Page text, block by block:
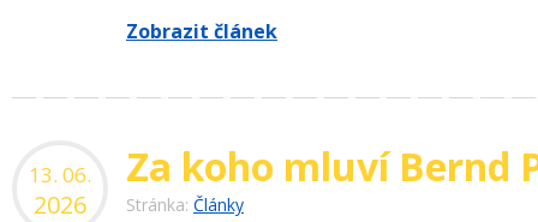
Zobrazit článek
13. 06.
2026
Za koho mluví Bernd
Stránka: Články